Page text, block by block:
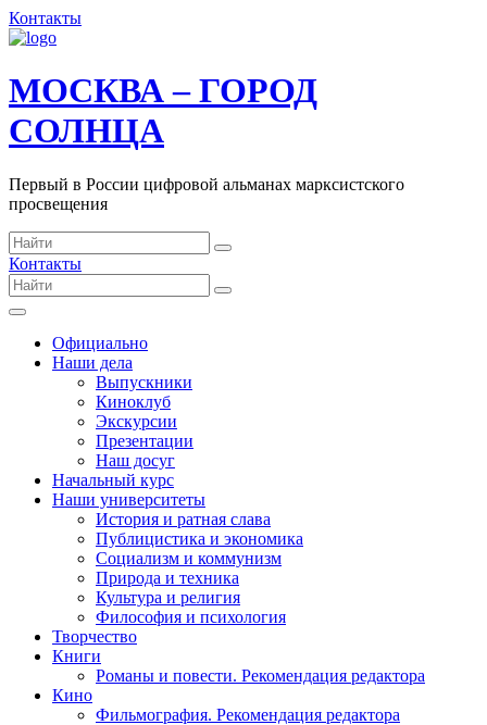
Контакты
МОСКВА – ГОРОД
СОЛНЦА
Первый в России цифровой альманах марксистского
просвещения
Контакты
Официально
Наши дела
Выпускники
Киноклуб
Экскурсии
Презентации
Наш досуг
Начальный курс
Наши университеты
История и ратная слава
Публицистика и экономика
Социализм и коммунизм
Природа и техника
Культура и религия
Философия и психология
Творчество
Книги
Романы и повести. Рекомендация редактора
Кино
Фильмография. Рекомендация редактора